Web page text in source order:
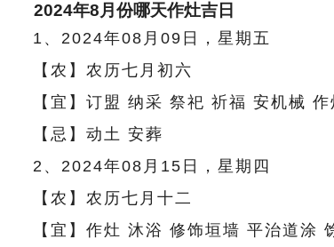
2024年8月份哪天作灶吉日
1、2024年08月09日，星期五
【农】农历七月初六
【宜】订盟 纳采 祭祀 祈福 安机械
【忌】动土 安葬
2、2024年08月15日，星期四
【农】农历七月十二
【宜】作灶 沐浴 修饰垣墙 平治道涂